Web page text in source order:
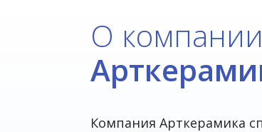
О компании
Компания Арткерамика